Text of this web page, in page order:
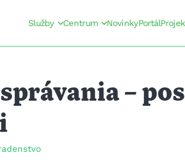
Služby Centrum NovinkyPortál
–